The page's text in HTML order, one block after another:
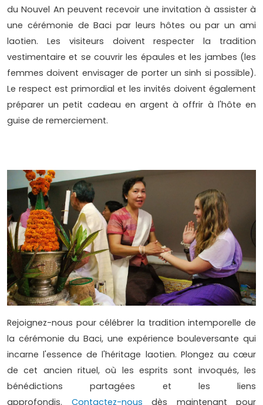
du Nouvel An peuvent recevoir une invitation à assister à
une cérémonie de Baci par leurs hôtes ou par un ami
laotien. Les visiteurs doivent respecter la tradition
vestimentaire et se couvrir les épaules et les jambes (les
femmes doivent envisager de porter un sinh si possible).
Le respect est primordial et les invités doivent également
préparer un petit cadeau en argent à offrir à l'hôte en
guise de remerciement.
Rejoignez-nous pour célébrer la tradition intemporelle de
la cérémonie du Baci, une expérience bouleversante qui
incarne l'essence de l'héritage laotien. Plongez au cœur
de cet ancien rituel, où les esprits sont invoqués, les
bénédictions partagées et les liens
approfondis. Contactez-nous dès maintenant pour